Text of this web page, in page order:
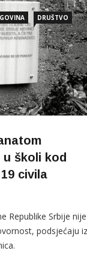
DRUŠTVO
u školi kod
civila
Republike Srbije nije
podsjećaju iz